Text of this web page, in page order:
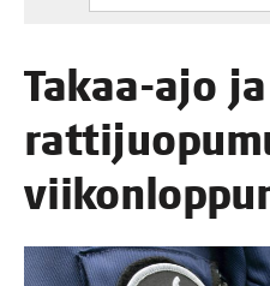
Takaa-ajo